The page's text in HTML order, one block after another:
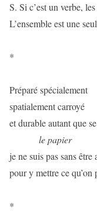
S. Si c’est un verbe,
L’ensemble est une
*
Préparé spécialement
spatialement carroyé
et durable autant que
le papier
je ne suis pas sans être
pour y mettre ce qu’on
*